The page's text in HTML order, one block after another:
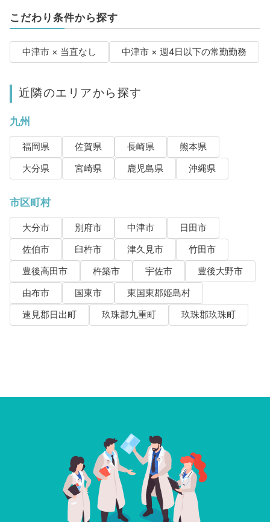
こだわり条件から探す
中津市 × 当直なし 中津市 × 週4日以下の常勤勤務
近隣のエリアから探す
九州
福岡県 佐賀県 長崎県
熊本県
大分県
宮崎県 鹿児島県 沖縄県
市区町村
大分市 別府市 中津市
日田市
佐伯市
臼杵市 津久見市
竹田市
豊後高田市
杵築市 宇佐市
豊後大野市
由布市
国東市
東国東郡姫島村
速見郡日出町
玖珠郡九重町 玖珠郡玖珠町